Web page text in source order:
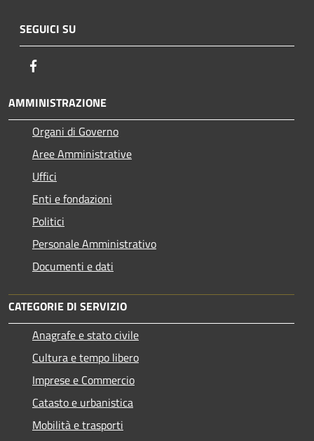
SEGUICI SU
AMMINISTRAZIONE
Organi di Governo
Aree Amministrative
Uffici
Enti e fondazioni
Politici
Personale Amministrativo
Documenti e dati
CATEGORIE DI SERVIZIO
Anagrafe e stato civile
Cultura e tempo libero
Imprese e Commercio
Catasto e urbanistica
Mobilità e trasporti